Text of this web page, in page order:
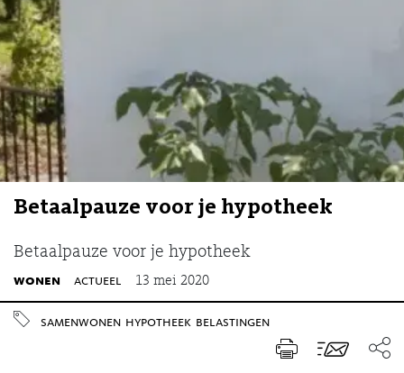
Betaalpauze voor je hypotheek
Betaalpauze voor je hypotheek
wonen actueel 13 mei 2020
samenwonen hypotheek belastingen